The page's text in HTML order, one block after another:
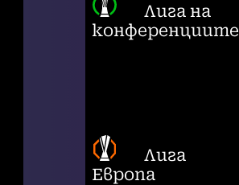
Лига на
конференциите
Лига
Европа